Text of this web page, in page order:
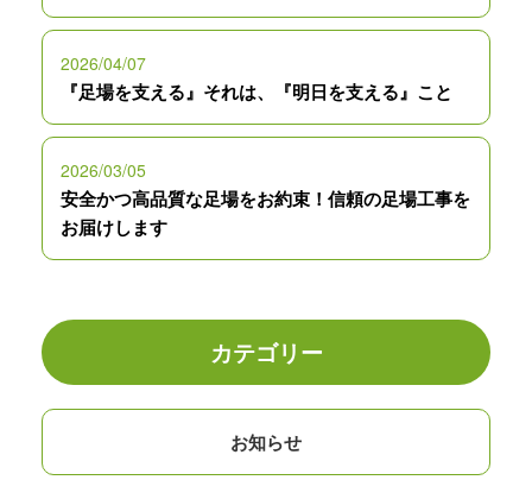
2026/04/07
『足場を支える』それは、『明日を支える』こと
2026/03/05
安全かつ高品質な足場をお約束！信頼の足場工事を
お届けします
カテゴリー
お知らせ